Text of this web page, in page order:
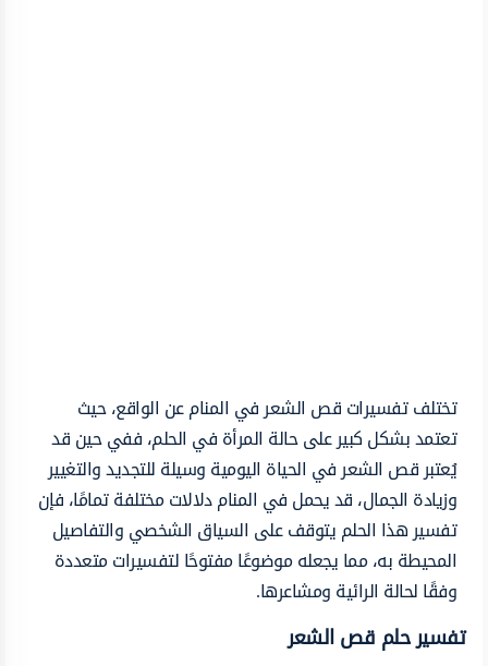
تختلف تفسيرات قص الشعر في المنام عن الواقع، حيث
تعتمد بشكل كبير على حالة المرأة في الحلم، ففي حين قد
يُعتبر قص الشعر في الحياة اليومية وسيلة للتجديد والتغيير
وزيادة الجمال، قد يحمل في المنام دلالات مختلفة تمامًا، فإن
تفسير هذا الحلم يتوقف على السياق الشخصي والتفاصيل
المحيطة به، مما يجعله موضوعًا مفتوحًا لتفسيرات متعددة
وفقًا لحالة الرائية ومشاعرها.
تفسير حلم قص الشعر